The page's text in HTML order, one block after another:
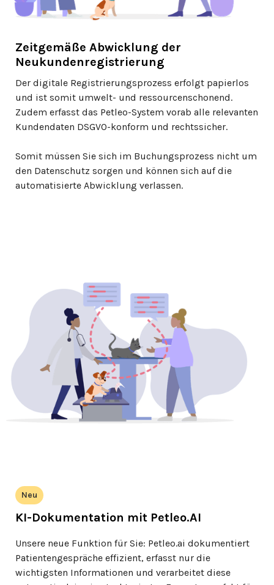
Zeitgemäße Abwicklung der
Neukundenregistrierung
Der digitale Registrierungsprozess erfolgt papierlos
und ist somit umwelt- und ressourcenschonend.
Zudem erfasst das Petleo-System vorab alle relevanten
Kundendaten DSGVO-konform und rechtssicher.
Somit müssen Sie sich im Buchungsprozess nicht um
den Datenschutz sorgen und können sich auf die
automatisierte Abwicklung verlassen.
Neu
KI-Dokumentation mit Petleo.AI
Unsere neue Funktion für Sie: Petleo.ai dokumentiert
Patientengespräche effizient, erfasst nur die
wichtigsten Informationen und verarbeitet diese